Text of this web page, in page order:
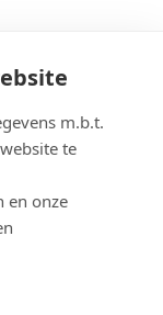
m.b.t.
te
en onze